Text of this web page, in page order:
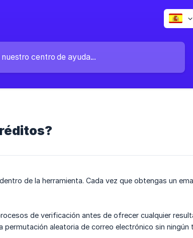
dentro de la herramienta. Cada vez que obtengas un
de verificación antes de ofrecer cualquier
permutación aleatoria de correo electrónico sin ningún